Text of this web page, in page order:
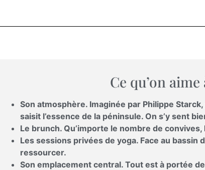
Ce qu’on
Son atmosphère. Imaginée par Philippe
saisit l’essence de la péninsule. On s’y sent
Le brunch. Qu’importe le nombre de
Les sessions privées de yoga. Face au bassin
ressourcer.
Son emplacement central. Tout est à portée